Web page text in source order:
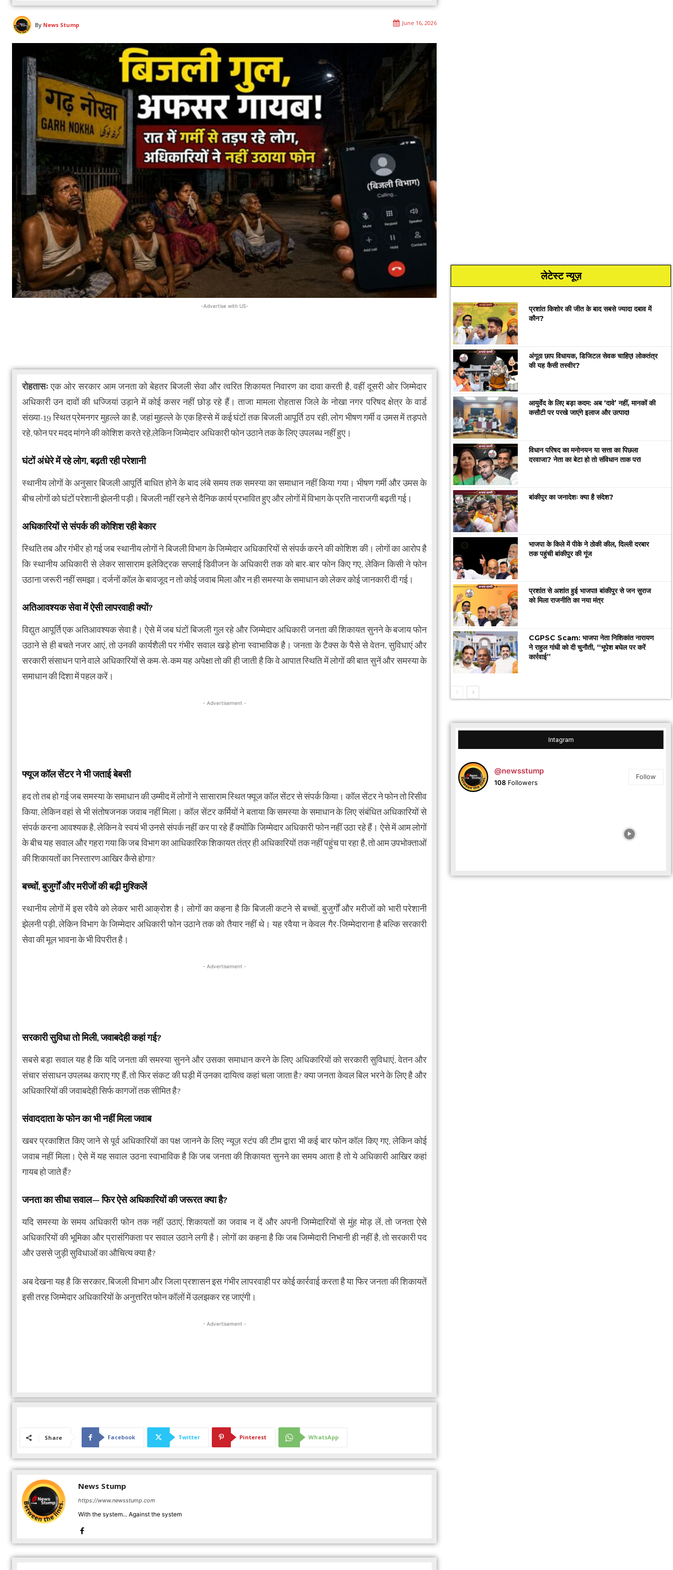
By News Stump June 16, 2026
-Advertise with US-
रोहतासःएक ओर सरकार आम जनता को बेहतर बिजली सेवा और त्वरित शिकायत निवारण का दावा करती है, वहीं दूसरी ओर जिम्मेदार
अधिकारी उन दावों की धज्जियां उड़ाने में कोई कसर नहीं छोड़ रहे हैं। ताजा मामला रोहतास जिले के नोखा नगर परिषद क्षेत्र के वार्ड
संख्या-19 स्थित प्रेमनगर मुहल्ले का है, जहां मुहल्ले के एक हिस्से में कई घंटों तक बिजली आपूर्ति ठप रही, लोग भीषण गर्मी व उमस में तड़पते
रहे, फोन पर मदद मांगने की कोशिश करते रहे,लेकिन जिम्मेदार अधिकारी फोन उठाने तक के लिए उपलब्ध नहीं हुए।
घंटों अंधेरे में रहे लोग, बढ़ती रही परेशानी
स्थानीय लोगों के अनुसार बिजली आपूर्ति बाधित होने के बाद लंबे समय तक समस्या का समाधान नहीं किया गया। भीषण गर्मी और उमस के
बीच लोगों को घंटों परेशानी झेलनी पड़ी। बिजली नहीं रहने से दैनिक कार्य प्रभावित हुए और लोगों में विभाग के प्रति नाराजगी बढ़ती गई।
अधिकारियों से संपर्क की कोशिश रही बेकार
स्थिति तब और गंभीर हो गई जब स्थानीय लोगों ने बिजली विभाग के जिम्मेदार अधिकारियों से संपर्क करने की कोशिश की। लोगों का आरोप है
कि स्थानीय अधिकारी से लेकर सासाराम इलेक्ट्रिक सप्लाई डिवीजन के अधिकारी तक को बार-बार फोन किए गए, लेकिन किसी ने फोन
उठाना जरूरी नहीं समझा। दर्जनों कॉल के बावजूद न तो कोई जवाब मिला और न ही समस्या के समाधान को लेकर कोई जानकारी दी गई।
अतिआवश्यक सेवा में ऐसी लापरवाही क्यों?
विद्युत आपूर्ति एक अतिआवश्यक सेवा है। ऐसे में जब घंटों बिजली गुल रहे और जिम्मेदार अधिकारी जनता की शिकायत सुनने के बजाय फोन
उठाने से ही बचते नजर आएं, तो उनकी कार्यशैली पर गंभीर सवाल खड़े होना स्वाभाविक है। जनता के टैक्स के पैसे से वेतन, सुविधाएं और
सरकारी संसाधन पाने वाले अधिकारियों से कम-से-कम यह अपेक्षा तो की ही जाती है कि वे आपात स्थिति में लोगों की बात सुनें और समस्या के
समाधान की दिशा में पहल करें।
- Advertisement -
फ्यूज कॉल सेंटर ने भी जताई बेबसी
हद तो तब हो गई जब समस्या के समाधान की उम्मीद में लोगों ने सासाराम स्थित फ्यूज कॉल सेंटर से संपर्क किया। कॉल सेंटर ने फोन तो रिसीव
किया, लेकिन वहां से भी संतोषजनक जवाब नहीं मिला। कॉल सेंटर कर्मियों ने बताया कि समस्या के समाधान के लिए संबंधित अधिकारियों से
संपर्क करना आवश्यक है, लेकिन वे स्वयं भी उनसे संपर्क नहीं कर पा रहे हैं क्योंकि जिम्मेदार अधिकारी फोन नहीं उठा रहे हैं। ऐसे में आम लोगों
के बीच यह सवाल और गहरा गया कि जब विभाग का आधिकारिक शिकायत तंत्र ही अधिकारियों तक नहीं पहुंच पा रहा है, तो आम उपभोक्ताओं
की शिकायतों का निस्तारण आखिर कैसे होगा?
बच्चों, बुजुर्गों और मरीजों की बढ़ी मुश्किलें
स्थानीय लोगों में इस रवैये को लेकर भारी आक्रोश है। लोगों का कहना है कि बिजली कटने से बच्चों, बुजुर्गों और मरीजों को भारी परेशानी
झेलनी पड़ी, लेकिन विभाग के जिम्मेदार अधिकारी फोन उठाने तक को तैयार नहीं थे। यह रवैया न केवल गैर-जिम्मेदाराना है बल्कि सरकारी
सेवा की मूल भावना के भी विपरीत है।
- Advertisement -
सरकारी सुविधा तो मिली, जवाबदेही कहां गई?
सबसे बड़ा सवाल यह है कि यदि जनता की समस्या सुनने और उसका समाधान करने के लिए अधिकारियों को सरकारी सुविधाएं, वेतन और
संचार संसाधन उपलब्ध कराए गए हैं, तो फिर संकट की घड़ी में उनका दायित्व कहां चला जाता है? क्या जनता केवल बिल भरने के लिए है और
अधिकारियों की जवाबदेही सिर्फ कागजों तक सीमित है?
संवाददाता के फोन का भी नहीं मिला जवाब
खबर प्रकाशित किए जाने से पूर्व अधिकारियों का पक्ष जानने के लिए न्यूज़ स्टंप की टीम द्वारा भी कई बार फोन कॉल किए गए, लेकिन कोई
जवाब नहीं मिला। ऐसे में यह सवाल उठना स्वाभाविक है कि जब जनता की शिकायत सुनने का समय आता है तो ये अधिकारी आखिर कहां
गायब हो जाते हैं?
जनता का सीधा सवाल— फिर ऐसे अधिकारियों की जरूरत क्या है?
यदि समस्या के समय अधिकारी फोन तक नहीं उठाएं, शिकायतों का जवाब न दें और अपनी जिम्मेदारियों से मुंह मोड़ लें, तो जनता ऐसे
अधिकारियों की भूमिका और प्रासंगिकता पर सवाल उठाने लगी है। लोगों का कहना है कि जब जिम्मेदारी निभानी ही नहीं है, तो सरकारी पद
और उससे जुड़ी सुविधाओं का औचित्य क्या है?
अब देखना यह है कि सरकार, बिजली विभाग और जिला प्रशासन इस गंभीर लापरवाही पर कोई कार्रवाई करता है या फिर जनता की शिकायतें
इसी तरह जिम्मेदार अधिकारियों के अनुत्तरित फोन कॉलों में उलझकर रह जाएंगी।
- Advertisement -
Share Facebook Twitter Pinterest WhatsApp
News Stump
https://www.newsstump.com
With the system... Against the system
लेटेस्ट न्यूज़
प्रशांत किशोर की जीत के बाद सबसे ज्यादा दबाव में
कौन?
अंगूठा छाप विधायक, डिजिटल सेवक चाहिए! लोकतंत्र
की यह कैसी तस्वीर?
आयुर्वेद के लिए बड़ा कदम: अब ‘दावे’ नहीं, मानकों की
कसौटी पर परखे जाएंगे इलाज और उत्पाद!
विधान परिषद का मनोनयन या सत्ता का पिछला
दरवाजा? नेता का बेटा हो तो संविधान ताक पर!
बांकीपुर का जनादेशः क्या है संदेश?
भाजपा के किले में पीके ने ठोकी कील, दिल्ली दरबार
तक पहुंची बांकीपुर की गूंज
प्रशांत से अशांत हुई भाजपा! बांकीपुर से जन सुराज
को मिला राजनीति का नया मंत्र
CGPSC Scam: भाजपा नेता निशिकांत नारायण
ने राहुल गांधी को दी चुनौती, “भूपेश बघेल पर करें
कार्रवाई”
Intagram
@newsstump
108 Followers
Follow